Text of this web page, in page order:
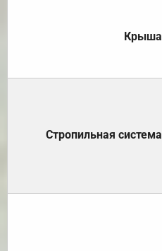
Крыша
Стропильная система